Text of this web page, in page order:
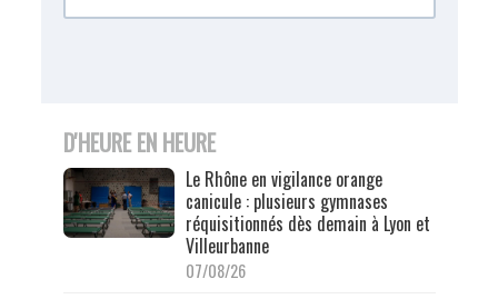
D'HEURE EN HEURE
Le Rhône en vigilance orange
canicule : plusieurs gymnases
réquisitionnés dès demain à Lyon et
Villeurbanne
07/08/26